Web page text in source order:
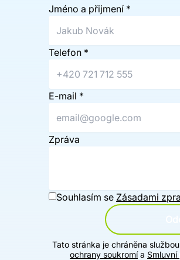
Jméno a přijmení *
Telefon *
E-mail *
Zpráva
Souhlasím se Zásadami
Tato stránka je chráněna
ochrany soukromía